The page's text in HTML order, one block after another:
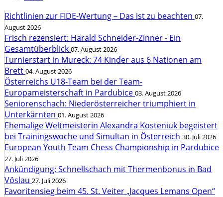
Richtlinien zur FIDE-Wertung – Das ist zu beachten 07.
August 2026
Frisch rezensiert: Harald Schneider-Zinner - Ein
Gesamtüberblick 07. August 2026
Turnierstart in Mureck: 74 Kinder aus 6 Nationen am
Brett 04. August 2026
Österreichs U18-Team bei der Team-
Europameisterschaft in Pardubice 03. August 2026
Seniorenschach: Niederösterreicher triumphiert in
Unterkärnten 01. August 2026
Ehemalige Weltmeisterin Alexandra Kosteniuk begeistert
bei Trainingswoche und Simultan in Österreich 30. Juli 2026
European Youth Team Chess Championship in Pardubice
27. Juli 2026
Ankündigung: Schnellschach mit Thermenbonus in Bad
Vöslau 27. Juli 2026
Favoritensieg beim 45. St. Veiter „Jacques Lemans Open“